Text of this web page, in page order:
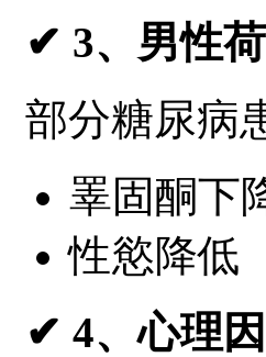
✔ 3、男性
部分糖尿病
睪固酮下
性慾降低
✔ 4、心理